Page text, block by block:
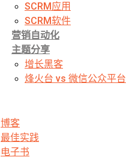
SCRM应用
SCRM软件
营销自动化
主题分享
增长黑客
烽火台 vs 微信公众平台
博客
最佳实践
电子书